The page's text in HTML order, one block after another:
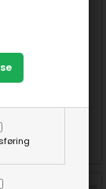
fra
30 x 45 cm
DKK